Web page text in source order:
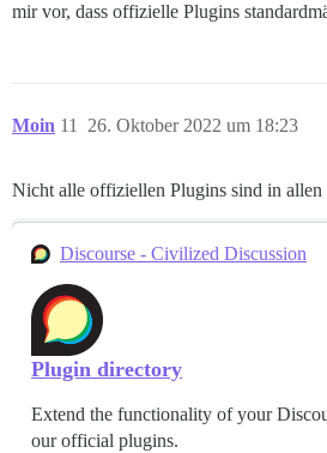
mir vor, dass offizielle Plugins
Moin 26. Oktober 2022 um 18:23
11
Nicht alle offiziellen Plugins sind in allen
Discourse - Civilized Discussion
Plugin directory
Extend the functionality of your
our official plugins.